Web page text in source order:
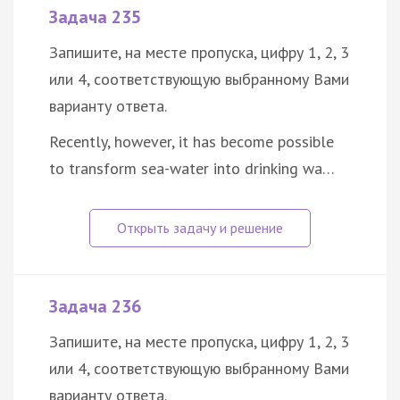
Задача 235
Запишите, на месте пропуска, цифру 1, 2, 3
или 4, соответствующую выбранному Вами
варианту ответа.
Recently, however, it has become possible
to transform sea-water into drinking wa…
Задача 236
Запишите, на месте пропуска, цифру 1, 2, 3
или 4, соответствующую выбранному Вами
варианту ответа.